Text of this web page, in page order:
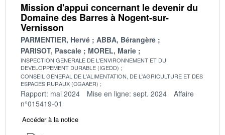
Mission d'appui concernant le devenir du
Domaine des Barres à Nogent-sur-
Vernisson
PARMENTIER, Hervé
ABBA, Bérangère
PARISOT, Pascale
MOREL, Marie
INSPECTION GENERALE DE L'ENVIRONNEMENT ET DU
DEVELOPPEMENT DURABLE (IGEDD)
CONSEIL GENERAL DE L'ALIMENTATION, DE L'AGRICULTURE ET DES
ESPACES RURAUX (CGAAER)
Rapport: mai 2024 Mise en ligne: sept. 2024
Affaire
n°015419-01
Accéder à la notice